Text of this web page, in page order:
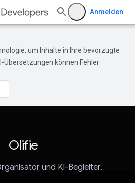
Anmelden
um Inhalte in Ihre bevorzugte
Übersetzungen können Fehler
Olifie
und KI-Begleiter.